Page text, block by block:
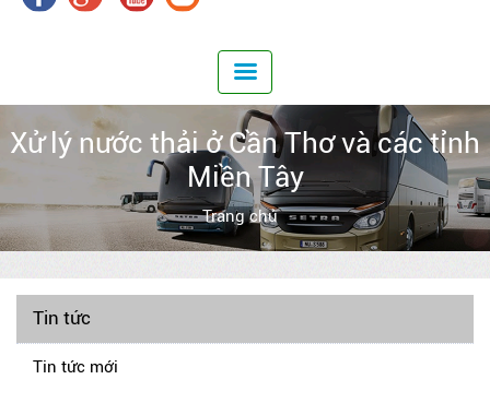
Xử lý nước thải ở Cần Thơ và các tỉnh
Miền Tây
Trang chủ
Tin tức
Tin tức mới